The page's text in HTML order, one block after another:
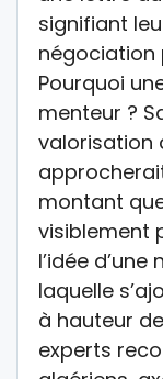
signifiant
négociation
Pourquoi
menteur ?
valorisation
montant
visiblement
l’idée
laquelle
à hauteur
experts